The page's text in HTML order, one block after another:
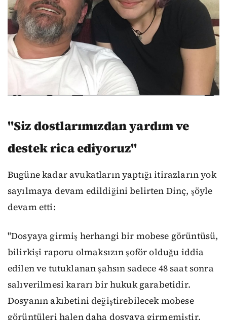
"Siz dostlarımızdan yardım ve
destek rica ediyoruz"
Bugüne kadar avukatların yaptığı itirazların yok
sayılmaya devam edildiğini belirten Dinç, şöyle
devam etti:
"Dosyaya girmiş herhangi bir mobese görüntüsü,
bilirkişi raporu olmaksızın şoför olduğu iddia
edilen ve tutuklanan şahsın sadece 48 saat sonra
salıverilmesi kararı bir hukuk garabetidir.
Dosyanın akıbetini değiştirebilecek mobese
görüntüleri halen daha dosyaya girmemiştir.